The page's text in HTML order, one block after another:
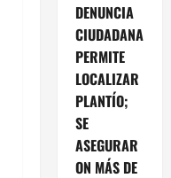
DENUNCIA
CIUDADANA
PERMITE
LOCALIZAR
PLANTÍO;
SE
ASEGURAR
ON MÁS DE